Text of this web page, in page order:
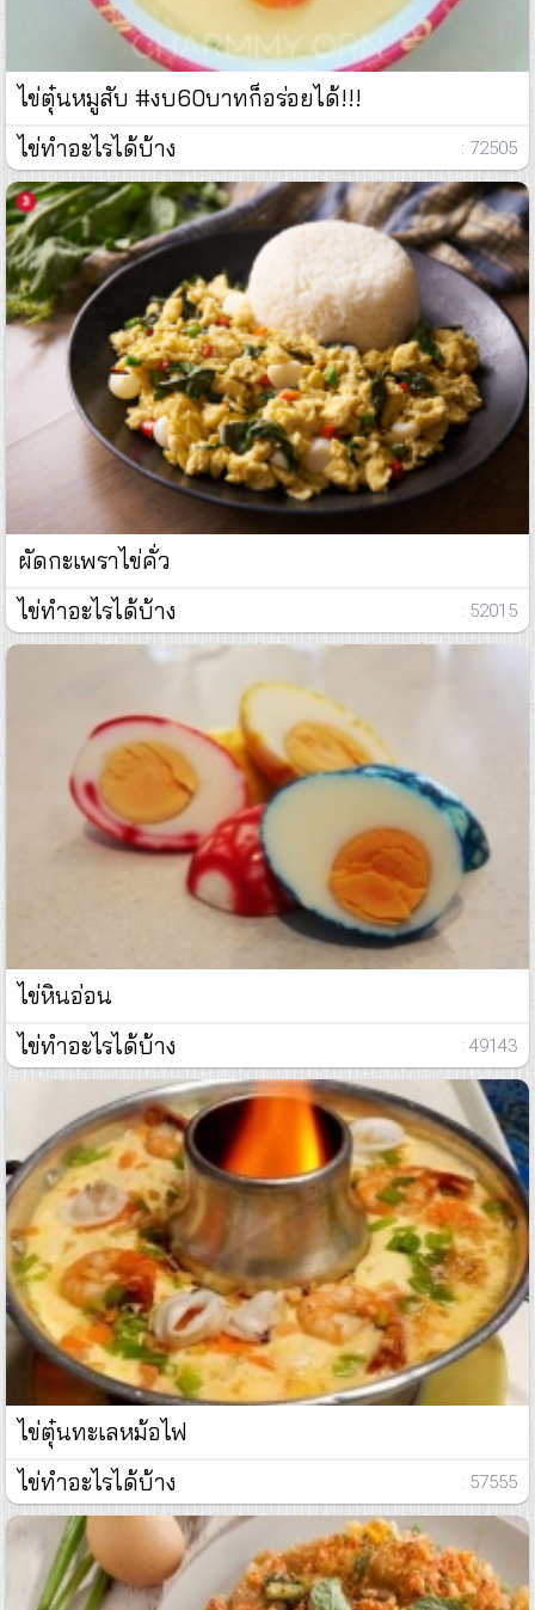
ไข่ตุ๋นหมูสับ #งบ60บาทก็อร่อยได้!!!
ไข่ทำอะไรได้บ้าง
: 72505
ผัดกะเพราไข่คั่ว
ไข่ทำอะไรได้บ้าง
: 52015
ไข่หินอ่อน
ไข่ทำอะไรได้บ้าง
: 49143
ไข่ตุ๋นทะเลหม้อไฟ
ไข่ทำอะไรได้บ้าง
: 57555